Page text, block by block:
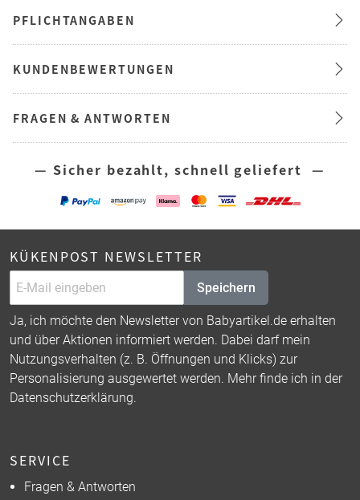
PFLICHTANGABEN
KUNDENBEWERTUNGEN
FRAGEN & ANTWORTEN
— Sicher bezahlt, schnell geliefert —
KÜKENPOST NEWSLETTER
Speichern
Ja, ich möchte den Newsletter von Babyartikel.de erhalten
und über Aktionen informiert werden. Dabei darf mein
Nutzungsverhalten (z. B. Öffnungen und Klicks) zur
Personalisierung ausgewertet werden. Mehr finde ich in der
Datenschutzerklärung.
SERVICE
Fragen & Antworten